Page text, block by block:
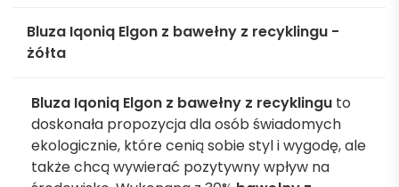
Bluza Iqoniq Elgon z bawełny z recyklingu -
żółta
Bluza Iqoniq Elgon z bawełny z recyklingu to
doskonała propozycja dla osób świadomych
ekologicznie, które cenią sobie styl i wygodę, ale
także chcą wywierać pozytywny wpływ na